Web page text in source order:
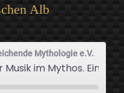
Alb
Mythologie e.V.